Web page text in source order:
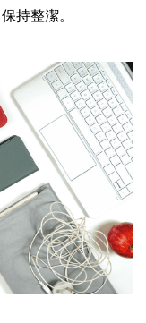
持整潔。